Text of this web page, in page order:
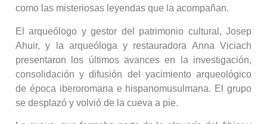
como las misteriosas leyendas que la acompañan.
El arqueólogo y gestor del patrimonio cultural, Josep
Ahuir, y la arqueóloga y restauradora Anna Viciach
presentaron los últimos avances en la investigación,
consolidación y difusión del yacimiento arqueológico
de época iberoromana e hispanomusulmana. El grupo
se desplazó y volvió de la cueva a pie.